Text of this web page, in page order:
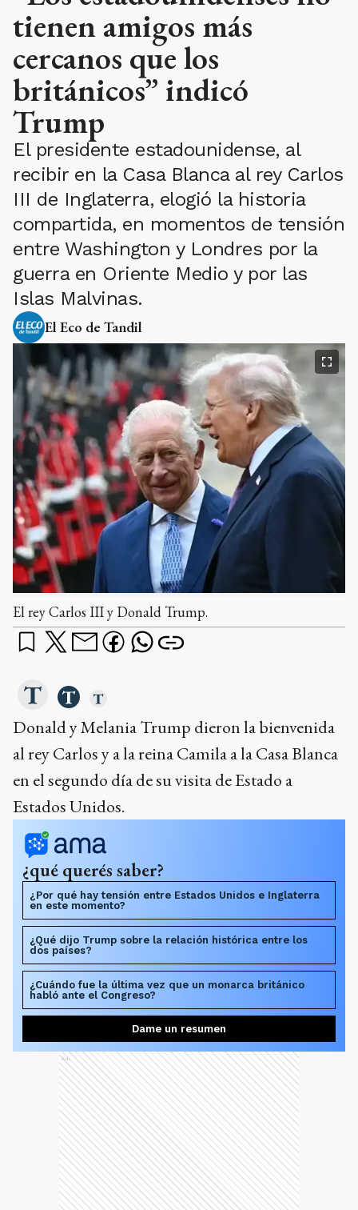
tienen amigos más
cercanos que los
británicos” indicó
Trump
El presidente estadounidense, al
recibir en la Casa Blanca al rey Carlos
III de Inglaterra, elogió la historia
compartida, en momentos de tensión
entre Washington y Londres por la
guerra en Oriente Medio y por las
Islas Malvinas.
El Eco de Tandil
El rey Carlos III y Donald Trump.
Donald y Melania Trump dieron la bienvenida
al rey Carlos y a la reina Camila a la Casa Blanca
en el segundo día de su visita de Estado a
Estados Unidos.
¿qué querés saber?
¿Por qué hay tensión entre Estados Unidos e Inglaterra
en este momento?
¿Qué dijo Trump sobre la relación histórica entre los
dos países?
¿Cuándo fue la última vez que un monarca británico
habló ante el Congreso?
Dame un resumen
Ads